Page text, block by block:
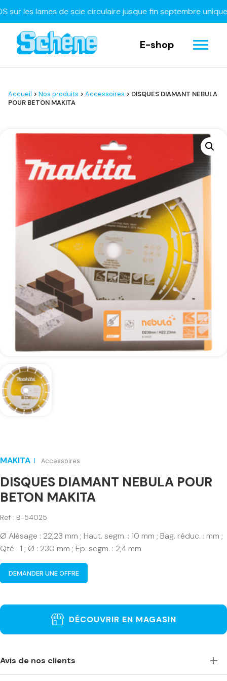
les lames de scie circulaire jusque fin septembre uniquement
E-shop
Accueil > Nos produits > Accessoires > DISQUES DIAMANT NEBULA
POUR BETON MAKITA
MAKITA Accessoires
DISQUES DIAMANT NEBULA POUR
BETON MAKITA
Ref : B-54025
Ø Alésage : 22,23 mm ; Haut. segm. : 10 mm ; Bag. réduc. : mm ;
Qté : 1 ; Ø : 230 mm ; Ep. segm. : 2,4 mm
DEMANDER UNE OFFRE
DÉCOUVRIR EN MAGASIN
Avis de nos clients